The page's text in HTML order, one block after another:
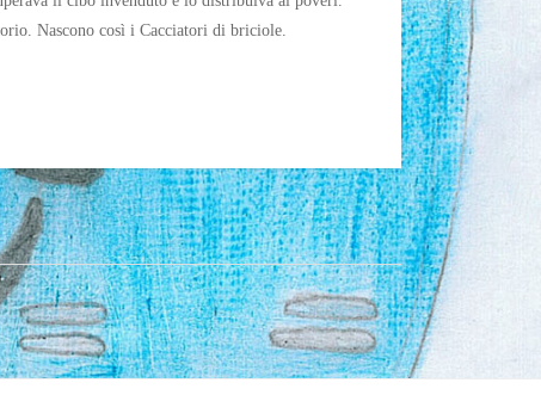
Nascono così i Cacciatori di briciole.